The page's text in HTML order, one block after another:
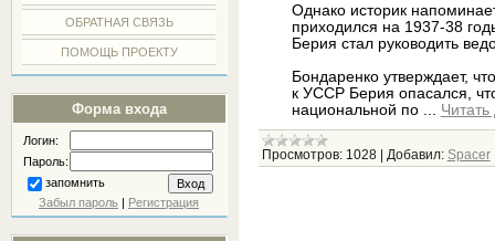
ОБРАТНАЯ СВЯЗЬ
ПОМОЩЬ ПРОЕКТУ
Форма входа
Логин:
Пароль:
запомнить
Забыл пароль| Регистрация
Однако историк
приходился на 1937-38
Берия стал руководить
Бондаренко утверждает,
к УССР Берия опасался,
национальной по
Просмотров: 1028 | Добавил: Spacer